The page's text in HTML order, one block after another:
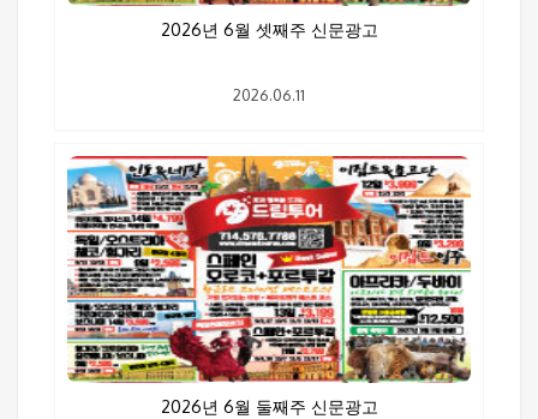
2026년 6월 셋째주 신문광고
2026.06.11
2026년 6월 둘째주 신문광고